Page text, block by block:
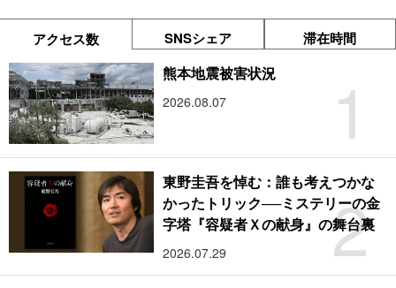
アクセス数 SNSシェア 滞在時間
1
熊本地震被害状況
2026.08.07
2
東野圭吾を悼む：誰も考えつかな
かったトリック──ミステリーの金
字塔『容疑者Ｘの献身』の舞台裏
2026.07.29